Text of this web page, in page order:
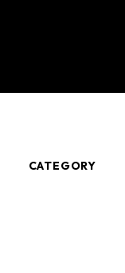
CATEGORY